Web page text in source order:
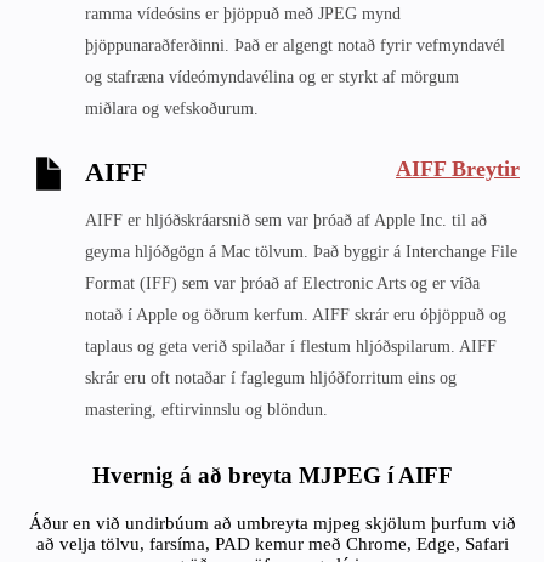
ramma vídeósins er þjöppuð með JPEG mynd
þjöppunaraðferðinni. Það er algengt notað fyrir vefmyndavél
og stafræna vídeómyndavélina og er styrkt af mörgum
miðlara og vefskoðurum.
AIFF AIFF Breytir
AIFF er hljóðskráarsnið sem var þróað af Apple Inc. til að
geyma hljóðgögn á Mac tölvum. Það byggir á Interchange File
Format (IFF) sem var þróað af Electronic Arts og er víða
notað í Apple og öðrum kerfum. AIFF skrár eru óþjöppuð og
taplaus og geta verið spilaðar í flestum hljóðspilarum. AIFF
skrár eru oft notaðar í faglegum hljóðforritum eins og
mastering, eftirvinnslu og blöndun.
Hvernig á að breyta MJPEG í AIFF
Áður en við undirbúum að umbreyta mjpeg skjölum þurfum við
að velja tölvu, farsíma, PAD kemur með Chrome, Edge, Safari